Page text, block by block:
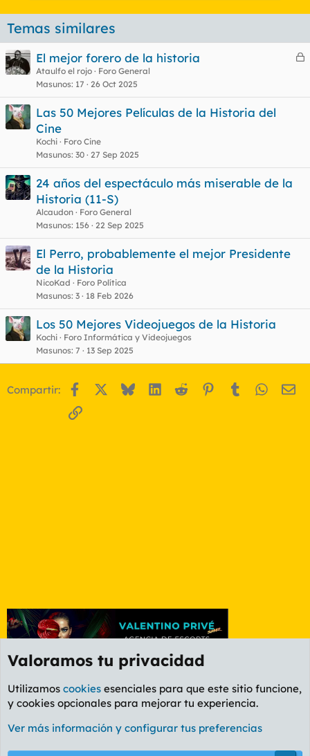
Temas similares
C
r
El mejor forero de la historia
Ataulfo el rojo
Foro General
Masunos 17 26 Oct 2025
Las 50 Mejores Películas de la Historia del
Cine
Kochi
Foro Cine
Masunos 30 27 Sep 2025
24 años del espectáculo más miserable de la
Historia (11-S)
Alcaudon
Foro General
Masunos 156 22 Sep 2025
El Perro, probablemente el mejor Presidente
de la Historia
NicoKad
Foro Política
Masunos 3 18 Feb 2026
Los 50 Mejores Videojuegos de la Historia
Kochi
Foro Informática y Videojuegos
Masunos 7 13 Sep 2025
Compartir: Facebook BlueskyLinkedIn
Reddit Pinterest
Tumblr
Enlace
Foro General
Cookies
PL OLDSTYLE AMARILLO
Valoramos tu privacidad
Utilizamos cookies esenciales para que este sitio funcione,
y cookies opcionales para mejorar tu experiencia.
Ver más información y configurar tus preferencias